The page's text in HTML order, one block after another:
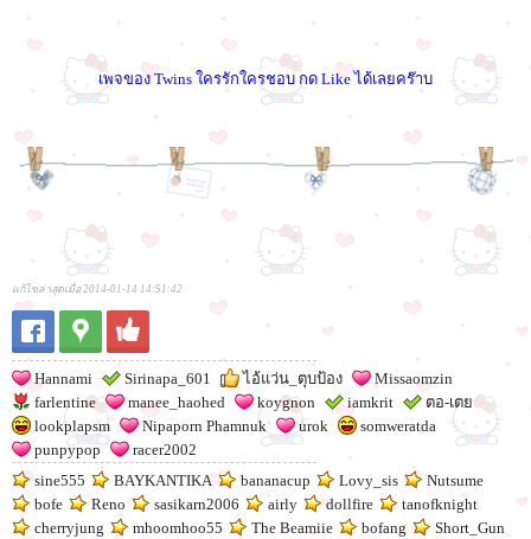
เพจของ Twins ใครรักใครชอบ กด Like ได้เลยคร๊าบ
แก้ไขล่าสุดเมื่อ 2014-01-14 14:51:42
Hannami Sirinapa_601 ไอ้แว่น_ตุบป้อง
Missaomzin
farlentine
manee_haohed koygnon iamkrit
ตอ-เตย
lookplapsm
Nipaporn Phamnuk urok
somweratda
punpypop
racer2002
sine555
BAYKANTIKA bananacup Lovy_sis
Nutsume
bofe
Reno sasikarn2006 airly dollfire
tanofknight
cherryjung
mhoomhoo55 The Beamiie bofang
Short_Gun